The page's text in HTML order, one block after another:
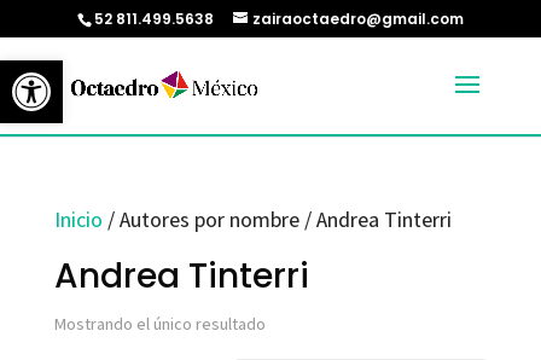
Abrir barra de herramientas
52 811.499.5638 zairaoctaedro@gmail.com
Inicio / Autores por nombre / Andrea Tinterri
Andrea Tinterri
Mostrando el único resultado